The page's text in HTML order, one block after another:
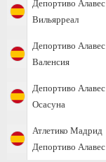
Депортиво Алавес
Вильярреал
Депортиво Алавес
Валенсия
Депортиво Алавес
Осасуна
Атлетико Мадрид
Депортиво Алавес